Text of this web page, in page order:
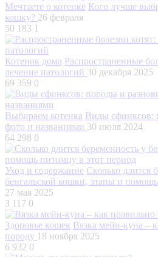
Мечтаете о котенке Кого лучше
кошку? 26 февраля
50 183 1
Котенок дома Распространенные
лечение патологий 30 декабря 2025
69 359 0
Выбираем котенка Виды сфинксов:
фото и названиями 30 июля 2024
64 298 0
Уход и содержание Сколько длится
бенгальской кошки, этапы и
27 мая 2025
3 117 0
Здоровье кошек Вязка мейн-куна –
породу 18 ноября 2025
6 932 0